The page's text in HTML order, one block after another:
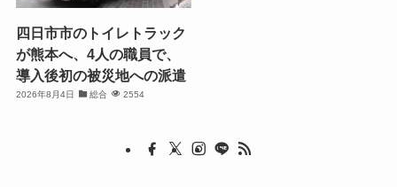
四日市市のトイレトラック
が熊本へ、4人の職員で、
導入後初の被災地への派遣
2026年8月4日 総合 2554